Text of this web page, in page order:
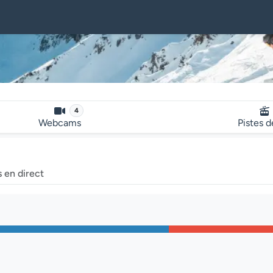
4
Webcams Pistes
en direct